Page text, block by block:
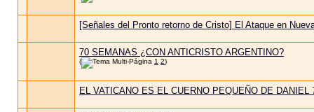
[Señales del Pronto retorno de Cristo] El Ataque en
70 SEMANAS ¿CON ANTICRISTO ARGENTINO?
( 1 2)
EL VATICANO ES EL CUERNO PEQUEÑO DE DANIEL